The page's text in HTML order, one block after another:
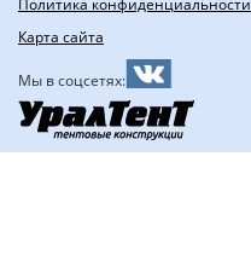
Политика конфиденциальности
Карта сайта
Мы в соцсетях: